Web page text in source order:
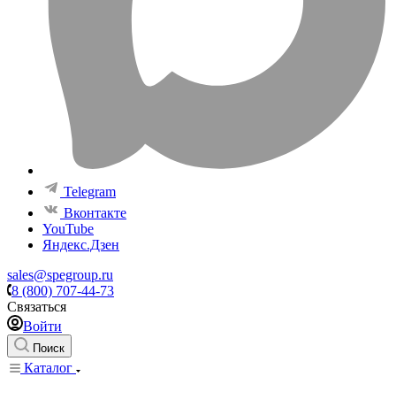
Telegram
Вконтакте
YouTube
Яндекс.Дзен
sales@spegroup.ru
8 (800) 707-44-73
Связаться
Войти
Поиск
Каталог